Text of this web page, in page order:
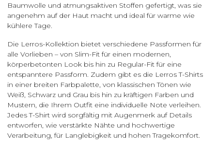
Baumwolle und atmungsaktiven Stoffen gefertigt, was sie
angenehm auf der Haut macht und ideal für warme wie
kühlere Tage.
Die Lerros-Kollektion bietet verschiedene Passformen für
alle Vorlieben – von Slim-Fit für einen modernen,
körperbetonten Look bis hin zu Regular-Fit für eine
entspanntere Passform. Zudem gibt es die Lerros T-Shirts
in einer breiten Farbpalette, von klassischen Tönen wie
Weiß, Schwarz und Grau bis hin zu kräftigen Farben und
Mustern, die Ihrem Outfit eine individuelle Note verleihen.
Jedes T-Shirt wird sorgfältig mit Augenmerk auf Details
entworfen, wie verstärkte Nähte und hochwertige
Verarbeitung, für Langlebigkeit und hohen Tragekomfort.